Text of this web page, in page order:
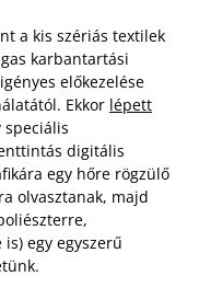
a kis szériás textilek
karbantartási
előkezelése
Ekkor lépett
speciális
digitális
egy hőre rögzülő
olvasztanak, majd
egy egyszerű